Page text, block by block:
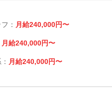
： 月給240,000円〜
月給240,000円〜
月給240,000円〜